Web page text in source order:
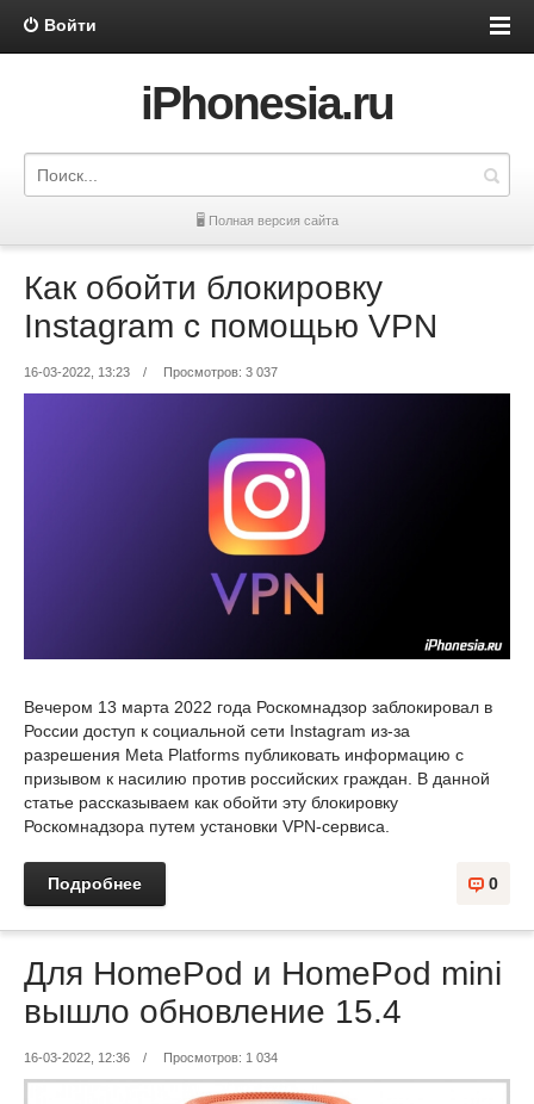
Войти
iPhonesia.ru
🖥 Полная версия сайта
Как обойти блокировку
Instagram с помощью VPN
16-03-2022, 13:23 / Просмотров: 3 037
Вечером 13 марта 2022 года Роскомнадзор заблокировал в
России доступ к социальной сети Instagram из-за
разрешения Meta Platforms публиковать информацию с
призывом к насилию против российских граждан. В данной
статье рассказываем как обойти эту блокировку
Роскомнадзора путем установки VPN-сервиса.
Подробнее 0
Для HomePod и HomePod mini
вышло обновление 15.4
16-03-2022, 12:36 / Просмотров: 1 034